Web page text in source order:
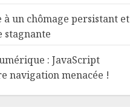
à un chômage persistant et
stagnante
: JavaScript
navigation menacée !